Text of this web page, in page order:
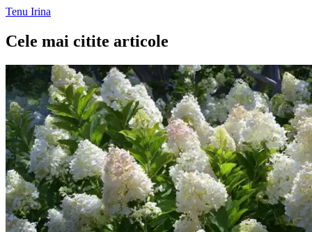
Tenu Irina
Cele mai citite articole